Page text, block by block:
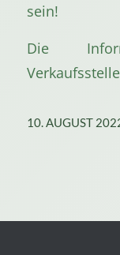
sein!
Die
10. AUGUST